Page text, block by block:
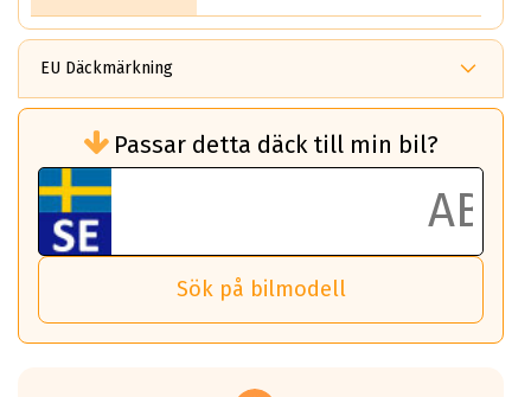
EU Däckmärkning
bränsleförbrukningen)
Det ska vara en betygsskala från klass A
till G för rullmotstånd.
Ett klass A däck kommer ha 6,5% bättre
bränsleförbrukning än ett klass G däck.
Det betyder att om man kör 10,000 km,
så sparar man 50 liter bränsle med ett
Passar detta däck till min bil?
Sök på bilmodell